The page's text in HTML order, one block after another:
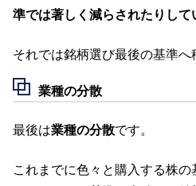
準では著しく減らされたりして
それでは銘柄選び最後の基準へ
業種の分散
最後は業種の分散です。
これまでに色々と購入する株